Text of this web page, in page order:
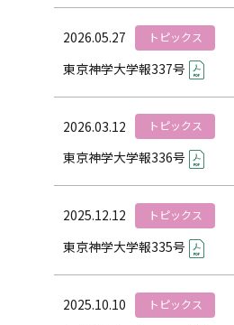
2026.05.27 トピックス
東京神学大学報337号
2026.03.12 トピックス
東京神学大学報336号
2025.12.12 トピックス
東京神学大学報335号
2025.10.10 トピックス